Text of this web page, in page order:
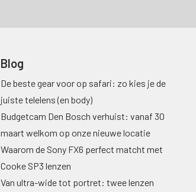
Blog
De beste gear voor op safari: zo kies je de
juiste telelens (en body)
Budgetcam Den Bosch verhuist: vanaf 30
maart welkom op onze nieuwe locatie
Waarom de Sony FX6 perfect matcht met
Cooke SP3 lenzen
Van ultra-wide tot portret: twee lenzen